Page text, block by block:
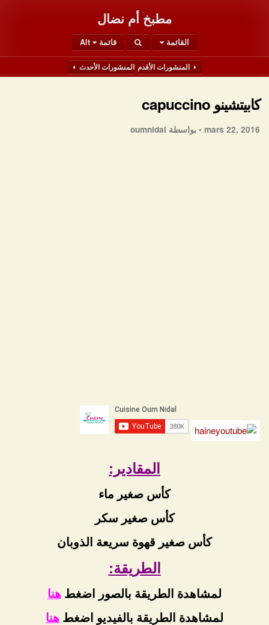
مطبخ أم نضال
القائمة قائمة Alt
المنشورات الأقدم المنشورات الأحدث
كابيتشينو capuccino
mars 22, 2016 • بواسطة oumnidal
المقادير:
كأس صغير ماء
كأس صغير سكر
كأس صغير قهوة سريعة الذوبان
الطريقة:
لمشاهدة الطريقة بالصور اضغط هنا
لمشاهدة الطريقة بالفيديو اضغط هنا